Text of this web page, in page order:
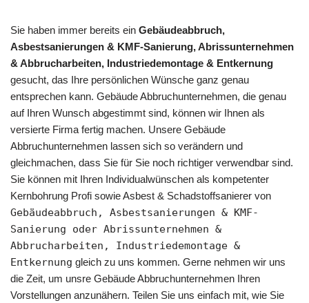
Sie haben immer bereits ein Gebäudeabbruch,
Asbestsanierungen & KMF-Sanierung, Abrissunternehmen
& Abbrucharbeiten, Industriedemontage & Entkernung
gesucht, das Ihre persönlichen Wünsche ganz genau
entsprechen kann. Gebäude Abbruchunternehmen, die genau
auf Ihren Wunsch abgestimmt sind, können wir Ihnen als
versierte Firma fertig machen. Unsere Gebäude
Abbruchunternehmen lassen sich so verändern und
gleichmachen, dass Sie für Sie noch richtiger verwendbar sind.
Sie können mit Ihren Individualwünschen als kompetenter
Kernbohrung Profi sowie Asbest & Schadstoffsanierer von
Gebäudeabbruch, Asbestsanierungen & KMF-
Sanierung oder Abrissunternehmen &
Abbrucharbeiten, Industriedemontage &
Entkernung gleich zu uns kommen. Gerne nehmen wir uns
die Zeit, um unsre Gebäude Abbruchunternehmen Ihren
Vorstellungen anzunähern. Teilen Sie uns einfach mit, wie Sie